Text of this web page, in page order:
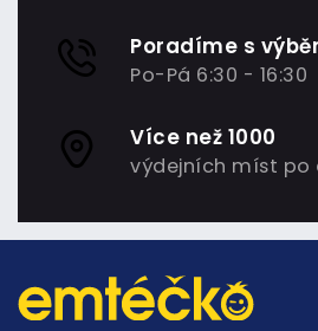
Poradíme s
Po-Pá 6:30 - 16:30
Více než 1000
výdejních míst po